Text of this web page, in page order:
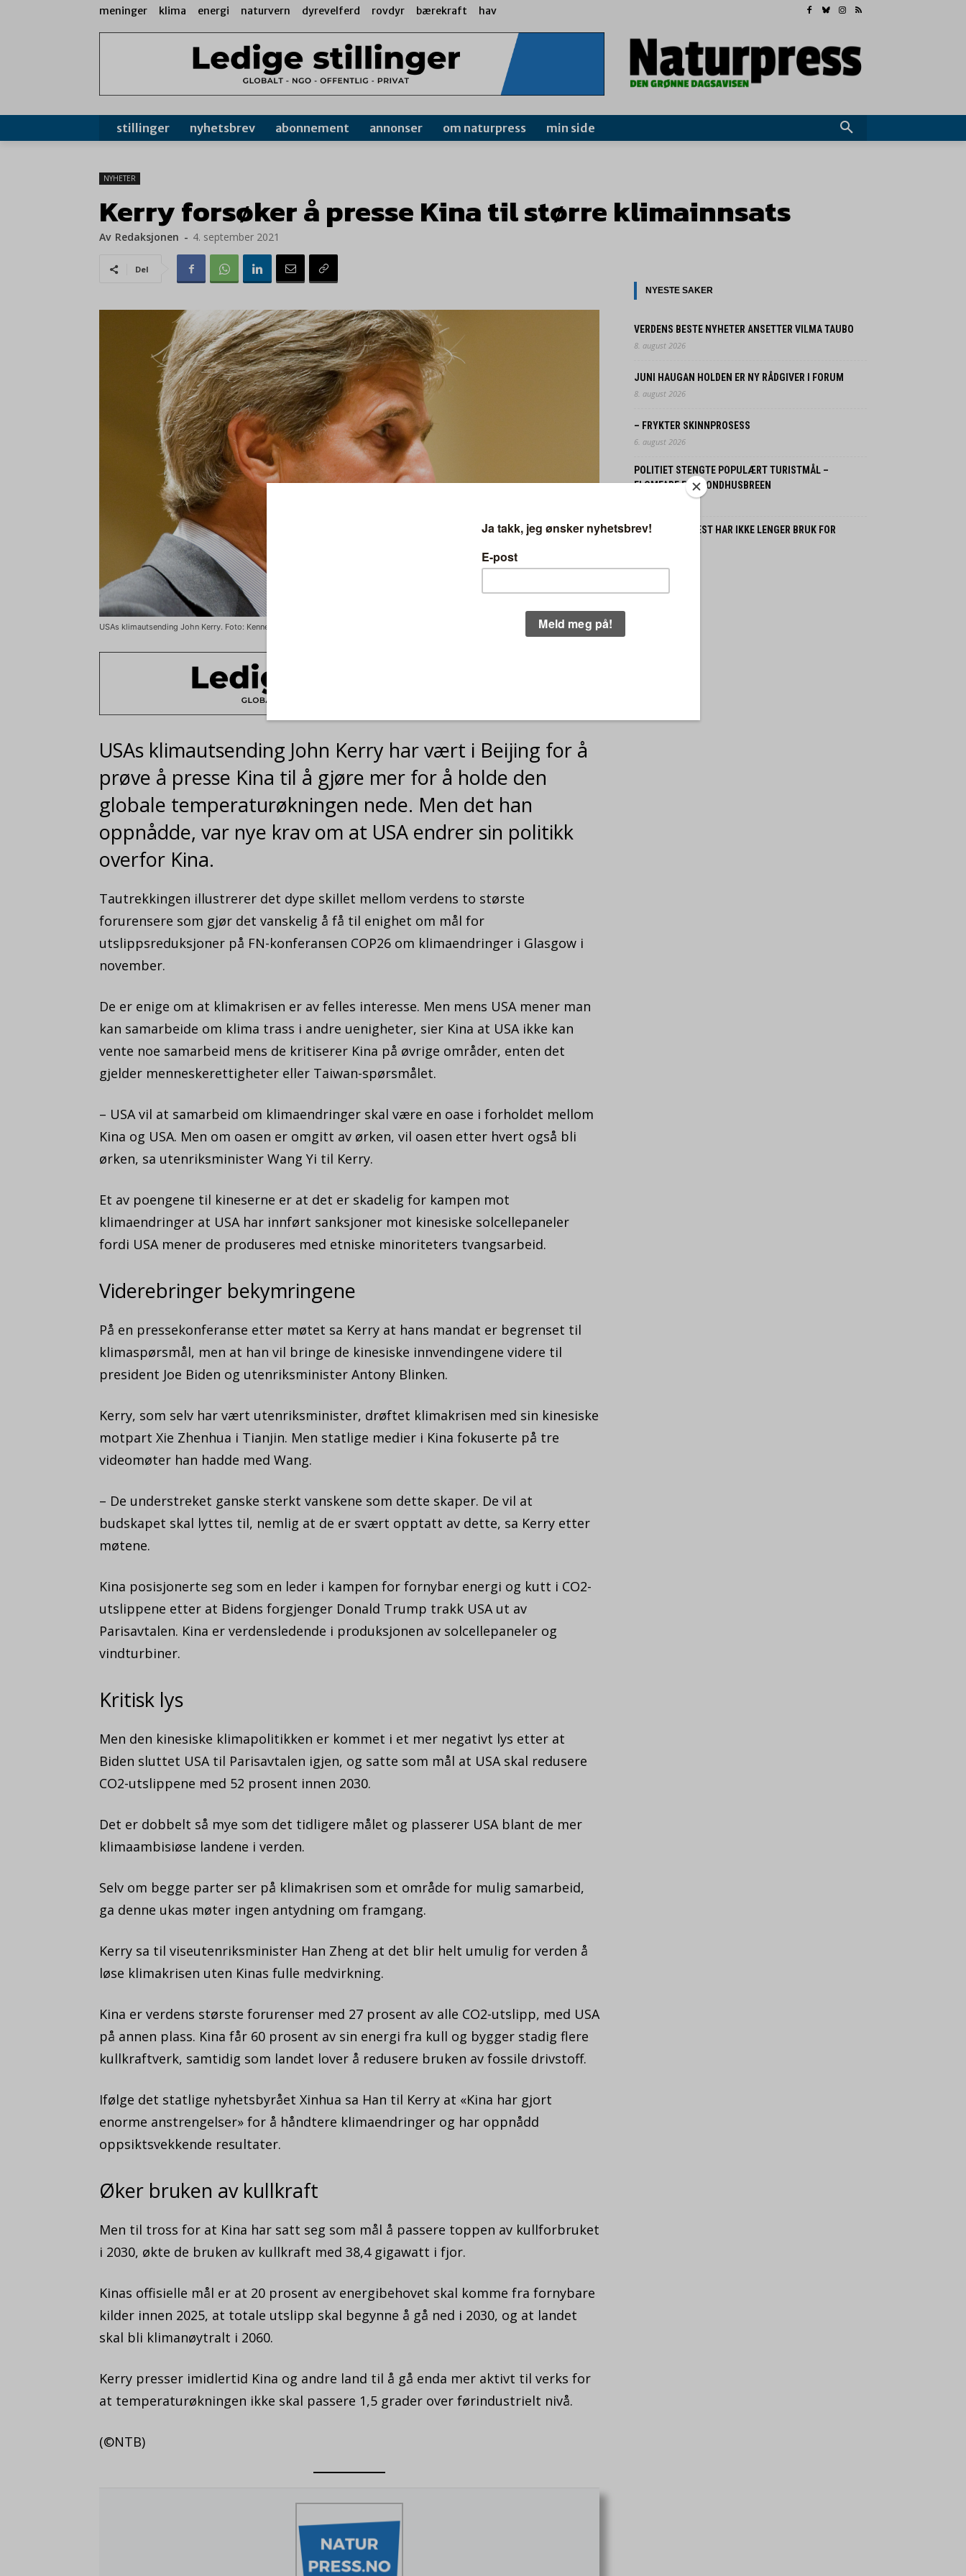
meninger klima energi naturvern dyrevelferd rovdyr bærekraft hav
stillinger nyhetsbrev abonnement annonser om naturpress min side
NYHETER
Kerry forsøker å presse Kina til større klimainnsats
Av Redaksjonen - 4. september 2021
Del
USAs klimautsending John Kerry. Foto: Kenneth C. Zirkel / Wikimedia Commons / CC.
USAs klimautsending John Kerry har vært i Beijing for å
prøve å presse Kina til å gjøre mer for å holde den
globale temperaturøkningen nede. Men det han
oppnådde, var nye krav om at USA endrer sin politikk
overfor Kina.
Tautrekkingen illustrerer det dype skillet mellom verdens to største
forurensere som gjør det vanskelig å få til enighet om mål for
utslippsreduksjoner på FN-konferansen COP26 om klimaendringer i Glasgow i
november.
De er enige om at klimakrisen er av felles interesse. Men mens USA mener man
kan samarbeide om klima trass i andre uenigheter, sier Kina at USA ikke kan
vente noe samarbeid mens de kritiserer Kina på øvrige områder, enten det
gjelder menneskerettigheter eller Taiwan-spørsmålet.
– USA vil at samarbeid om klimaendringer skal være en oase i forholdet mellom
Kina og USA. Men om oasen er omgitt av ørken, vil oasen etter hvert også bli
ørken, sa utenriksminister Wang Yi til Kerry.
Et av poengene til kineserne er at det er skadelig for kampen mot
klimaendringer at USA har innført sanksjoner mot kinesiske solcellepaneler
fordi USA mener de produseres med etniske minoriteters tvangsarbeid.
Viderebringer bekymringene
På en pressekonferanse etter møtet sa Kerry at hans mandat er begrenset til
klimaspørsmål, men at han vil bringe de kinesiske innvendingene videre til
president Joe Biden og utenriksminister Antony Blinken.
Kerry, som selv har vært utenriksminister, drøftet klimakrisen med sin kinesiske
motpart Xie Zhenhua i Tianjin. Men statlige medier i Kina fokuserte på tre
videomøter han hadde med Wang.
– De understreket ganske sterkt vanskene som dette skaper. De vil at
budskapet skal lyttes til, nemlig at de er svært opptatt av dette, sa Kerry etter
møtene.
Kina posisjonerte seg som en leder i kampen for fornybar energi og kutt i CO2-
utslippene etter at Bidens forgjenger Donald Trump trakk USA ut av
Parisavtalen. Kina er verdensledende i produksjonen av solcellepaneler og
vindturbiner.
Kritisk lys
Men den kinesiske klimapolitikken er kommet i et mer negativt lys etter at
Biden sluttet USA til Parisavtalen igjen, og satte som mål at USA skal redusere
CO2-utslippene med 52 prosent innen 2030.
Det er dobbelt så mye som det tidligere målet og plasserer USA blant de mer
klimaambisiøse landene i verden.
Selv om begge parter ser på klimakrisen som et område for mulig samarbeid,
ga denne ukas møter ingen antydning om framgang.
Kerry sa til viseutenriksminister Han Zheng at det blir helt umulig for verden å
løse klimakrisen uten Kinas fulle medvirkning.
Kina er verdens største forurenser med 27 prosent av alle CO2-utslipp, med USA
på annen plass. Kina får 60 prosent av sin energi fra kull og bygger stadig flere
kullkraftverk, samtidig som landet lover å redusere bruken av fossile drivstoff.
Ifølge det statlige nyhetsbyrået Xinhua sa Han til Kerry at «Kina har gjort
enorme anstrengelser» for å håndtere klimaendringer og har oppnådd
oppsiktsvekkende resultater.
Øker bruken av kullkraft
Men til tross for at Kina har satt seg som mål å passere toppen av kullforbruket
i 2030, økte de bruken av kullkraft med 38,4 gigawatt i fjor.
Kinas offisielle mål er at 20 prosent av energibehovet skal komme fra fornybare
kilder innen 2025, at totale utslipp skal begynne å gå ned i 2030, og at landet
skal bli klimanøytralt i 2060.
Kerry presser imidlertid Kina og andre land til å gå enda mer aktivt til verks for
at temperaturøkningen ikke skal passere 1,5 grader over førindustrielt nivå.
(©NTB)
NYESTE SAKER
VERDENS BESTE NYHETER ANSETTER VILMA TAUBO
8. august 2026
JUNI HAUGAN HOLDEN ER NY RÅDGIVER I FORUM
8. august 2026
– FRYKTER SKINNPROSESS
6. august 2026
POLITIET STENGTE POPULÆRT TURISTMÅL –
FLOMFARE FRA BONDHUSBREEN
NORDMENN FLEST HAR IKKE LENGER BRUK FOR